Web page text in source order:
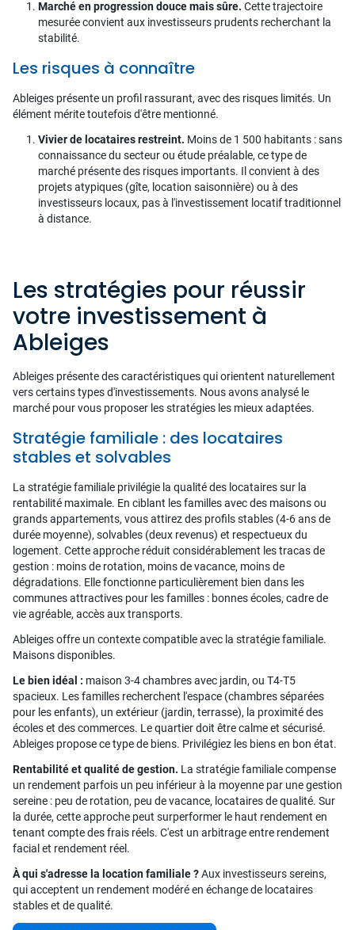
Marché en progression douce mais sûre. Cette trajectoire
mesurée convient aux investisseurs prudents recherchant la
stabilité.
Les risques à connaître
Ableiges présente un profil rassurant, avec des risques limités. Un
élément mérite toutefois d'être mentionné.
Vivier de locataires restreint. Moins de 1 500 habitants : sans
connaissance du secteur ou étude préalable, ce type de
marché présente des risques importants. Il convient à des
projets atypiques (gîte, location saisonnière) ou à des
investisseurs locaux, pas à l'investissement locatif traditionnel
à distance.
Les stratégies pour réussir
votre investissement à
Ableiges
Ableiges présente des caractéristiques qui orientent naturellement
vers certains types d'investissements. Nous avons analysé le
marché pour vous proposer les stratégies les mieux adaptées.
Stratégie familiale : des locataires
stables et solvables
La stratégie familiale privilégie la qualité des locataires sur la
rentabilité maximale. En ciblant les familles avec des maisons ou
grands appartements, vous attirez des profils stables (4-6 ans de
durée moyenne), solvables (deux revenus) et respectueux du
logement. Cette approche réduit considérablement les tracas de
gestion : moins de rotation, moins de vacance, moins de
dégradations. Elle fonctionne particulièrement bien dans les
communes attractives pour les familles : bonnes écoles, cadre de
vie agréable, accès aux transports.
Ableiges offre un contexte compatible avec la stratégie familiale.
Maisons disponibles.
Le bien idéal : maison 3-4 chambres avec jardin, ou T4-T5
spacieux. Les familles recherchent l'espace (chambres séparées
pour les enfants), un extérieur (jardin, terrasse), la proximité des
écoles et des commerces. Le quartier doit être calme et sécurisé.
Ableiges propose ce type de biens. Privilégiez les biens en bon état.
Rentabilité et qualité de gestion. La stratégie familiale compense
un rendement parfois un peu inférieur à la moyenne par une gestion
sereine : peu de rotation, peu de vacance, locataires de qualité. Sur
la durée, cette approche peut surperformer le haut rendement en
tenant compte des frais réels. C'est un arbitrage entre rendement
facial et rendement réel.
À qui s'adresse la location familiale ?Aux investisseurs sereins,
qui acceptent un rendement modéré en échange de locataires
stables et de qualité.